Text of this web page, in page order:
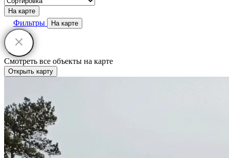
На карте
Фильтры На карте
Смотреть все объекты на карте
Открыть карту